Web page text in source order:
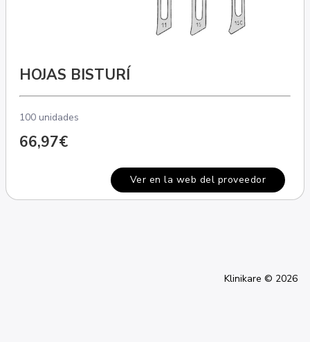
HOJAS BISTURÍ
100 unidades
66,97€
Ver en la web del proveedor
Klinikare © 2026